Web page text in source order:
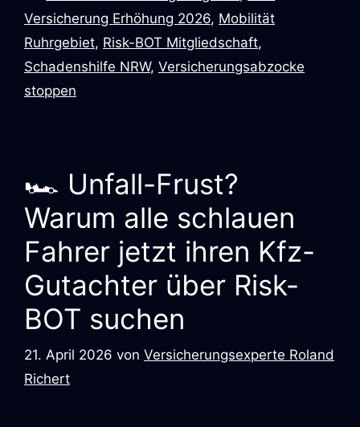
Versicherung Erhöhung 2026, Mobilität
Ruhrgebiet, Risk-BOT Mitgliedschaft,
Schadenshilfe NRW, Versicherungsabzocke
stoppen
🏎️ Unfall-Frust?
Warum alle schlauen
Fahrer jetzt ihren Kfz-
Gutachter über Risk-
BOT suchen
21. April 2026 von Versicherungsexperte Roland
Richert